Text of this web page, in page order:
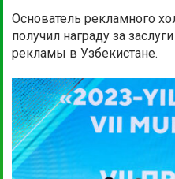
Основатель рекламного
получил награду за
рекламы в Узбекистане.